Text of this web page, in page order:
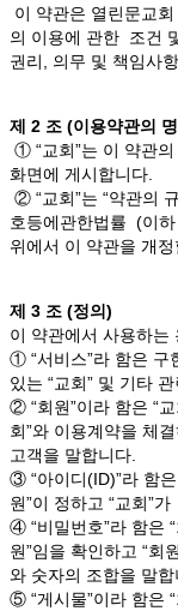
이 약관은 열린문교
의 이용에 관한 조건
권리, 의무 및 책임사
제 2 조 (이용약관의
① “교회”는 이 약관
화면에 게시합니다.
② “교회”는 “약관의
호등에관한법률 (이하
위에서 이 약관을 개정
제 3 조 (정의)
이 약관에서 사용하는
① “서비스”라 함은 구
있는 “교회” 및 기타
② “회원”이라 함은 “
회”와 이용계약을 체
고객을 말합니다.
③ “아이디(ID)”라 함은
원”이 정하고 “교회”
④ “비밀번호”라 함은
원”임을 확인하고 “회
와 숫자의 조합을 말합
⑤ “게시물”이라 함은 “